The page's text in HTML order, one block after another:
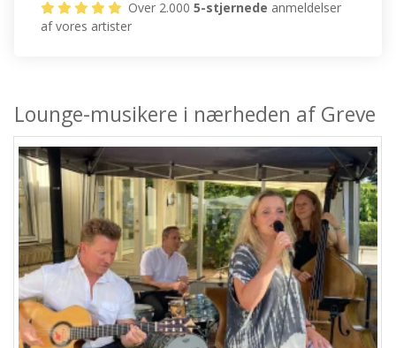
Over 2.0005-stjernede anmeldelser
af vores artister
Lounge-musikere i nærheden af Greve